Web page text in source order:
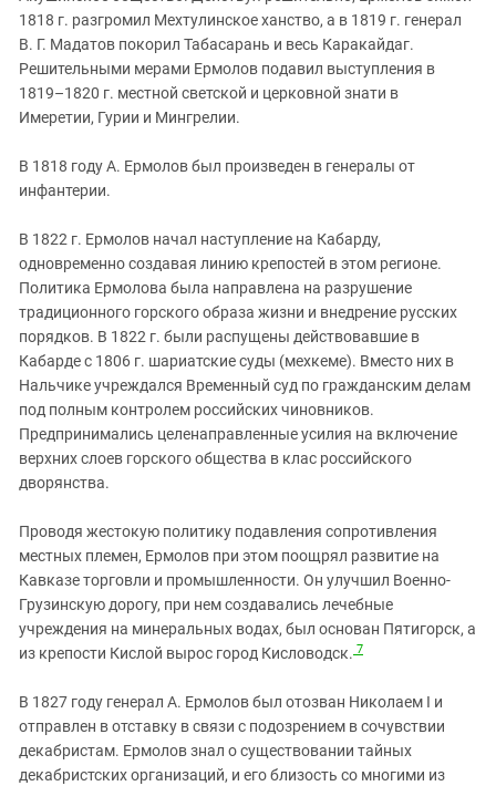
1818 г. разгромил Мехтулинское ханство, а в 1819 г. генерал
В. Г. Мадатов покорил Табасарань и весь Каракайдаг.
Решительными мерами Ермолов подавил выступления в
1819–1820 г. местной светской и церковной знати в
Имеретии, Гурии и Мингрелии.
В 1818 году А. Ермолов был произведен в генералы от
инфантерии.
В 1822 г. Ермолов начал наступление на Кабарду,
одновременно создавая линию крепостей в этом регионе.
Политика Ермолова была направлена на разрушение
традиционного горского образа жизни и внедрение русских
порядков. В 1822 г. были распущены действовавшие в
Кабарде с 1806 г. шариатские суды (мехкеме). Вместо них в
Нальчике учреждался Временный суд по гражданским делам
под полным контролем российских чиновников.
Предпринимались целенаправленные усилия на включение
верхних слоев горского общества в клас российского
дворянства.
Проводя жестокую политику подавления сопротивления
местных племен, Ермолов при этом поощрял развитие на
Кавказе торговли и промышленности. Он улучшил Военно-
Грузинскую дорогу, при нем создавались лечебные
учреждения на минеральных водах, был основан Пятигорск, а
из крепости Кислой вырос город Кисловодск. 7
В 1827 году генерал А. Ермолов был отозван Николаем I и
отправлен в отставку в связи с подозрением в сочувствии
декабристам. Ермолов знал о существовании тайных
декабристских организаций, и его близость со многими из